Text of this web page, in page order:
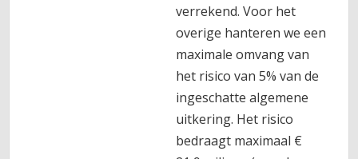
verrekend. Voor het
overige hanteren we een
maximale omvang van
het risico van 5% van de
ingeschatte algemene
uitkering. Het risico
bedraagt maximaal €